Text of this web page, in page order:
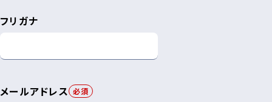
フリガナ
メールアドレス 必須